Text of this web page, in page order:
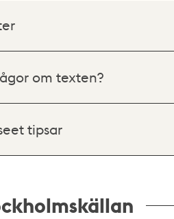
om texten?
tipsar